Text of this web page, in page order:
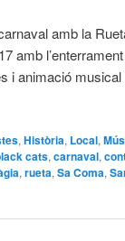
amb la
amb
i animació
,Història, Local,
cats,carnaval,
,rueta,Sa Coma,